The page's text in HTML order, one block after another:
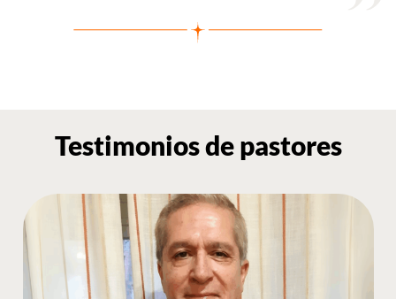
Testimonios de pastores